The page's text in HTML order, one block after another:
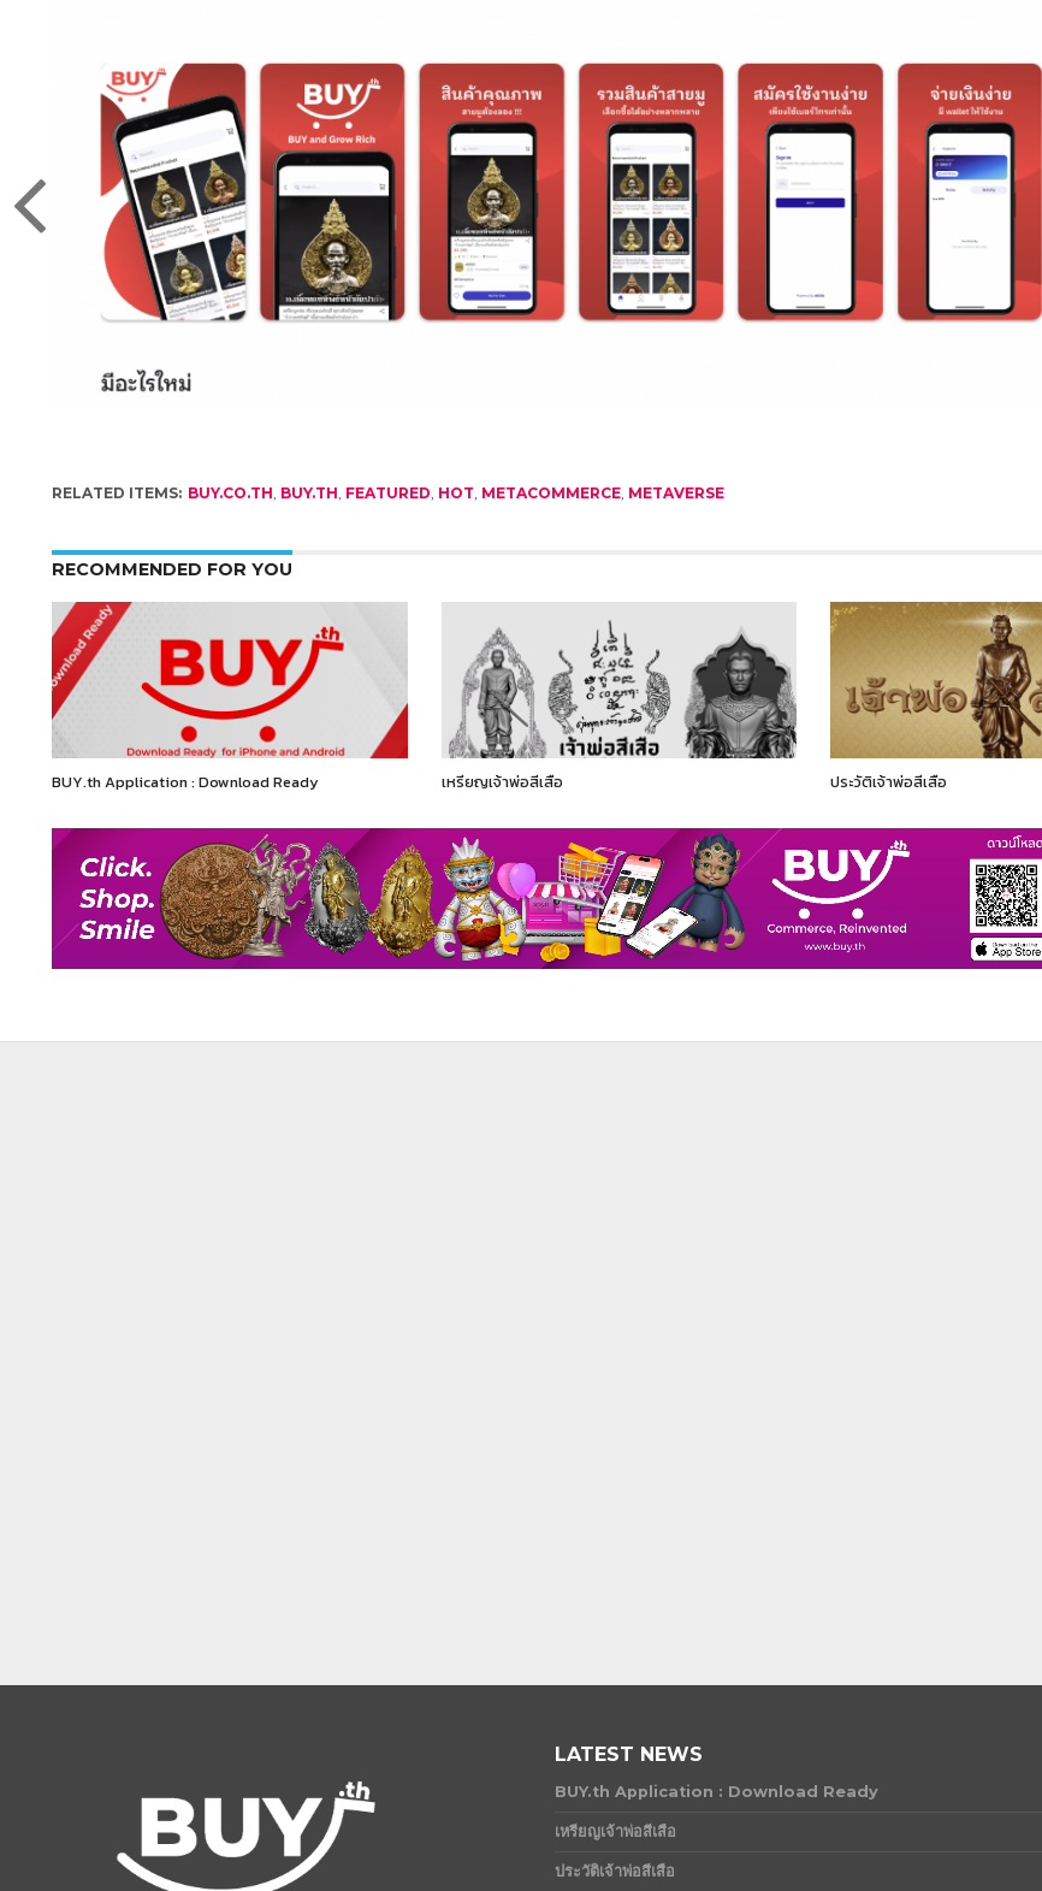
RELATED ITEMS: BUY.CO.TH, BUY.TH, FEATURED, HOT, METACOMMERCE, METAVERSE
RECOMMENDED FOR YOU
BUY.th Application : Download Ready เหรียญเจ้าพ่อสีเสือ ประวัติเจ้าพ่อสีเสือ
LATEST NEWS
BUY.th Application : Download Ready
เหรียญเจ้าพ่อสีเสือ
ประวัติเจ้าพ่อสีเสือ